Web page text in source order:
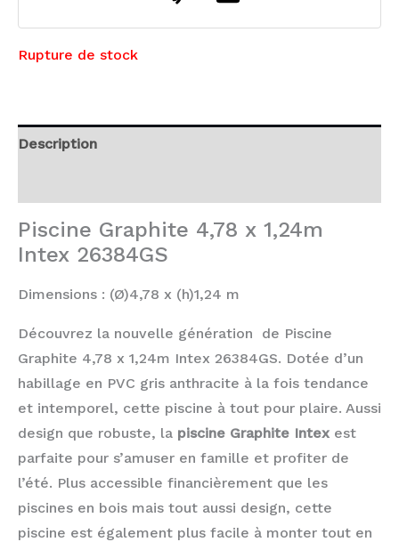
Rupture de stock
Description
Piscine Graphite 4,78 x 1,24m
Intex 26384GS
Dimensions : (Ø)4,78 x (h)1,24 m
Découvrez la nouvelle génération de Piscine
Graphite 4,78 x 1,24m Intex 26384GS. Dotée d’un
habillage en PVC gris anthracite à la fois tendance
et intemporel, cette piscine à tout pour plaire. Aussi
design que robuste, la piscine Graphite Intex est
parfaite pour s’amuser en famille et profiter de
l’été. Plus accessible financièrement que les
piscines en bois mais tout aussi design, cette
piscine est également plus facile à monter tout en